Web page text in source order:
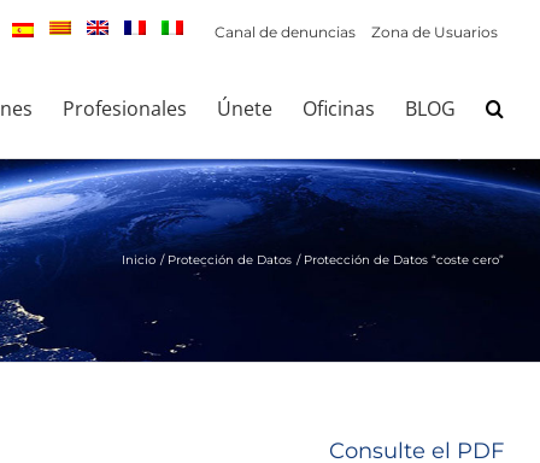
Canal de denuncias Zona de Usuarios
Profesionales Únete Oficinas BLOG
Inicio Protección de Datos Protección de Datos “coste cero”
Consulte el PDF